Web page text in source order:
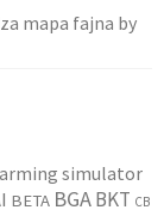
mapa fajna by
simulator
BETA BGABKT CB